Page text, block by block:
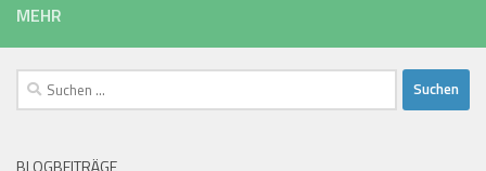
MEHR
Suchen
nach:
BLOGBEITRÄGE